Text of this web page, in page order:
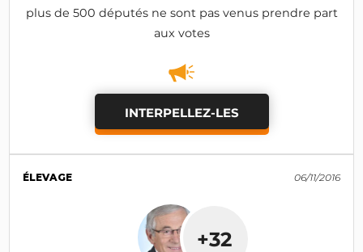
plus de 500 députés ne sont pas venus prendre part
aux votes
INTERPELLEZ-LES
ÉLEVAGE 06/11/2016
+32